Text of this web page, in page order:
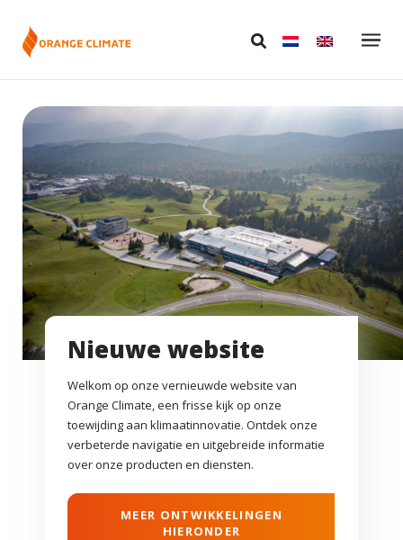
Nieuwe website
Welkom op onze vernieuwde website van
Orange Climate, een frisse kijk op onze
toewijding aan klimaatinnovatie. Ontdek onze
verbeterde navigatie en uitgebreide informatie
over onze producten en diensten.
MEER ONTWIKKELINGEN
HIERONDER